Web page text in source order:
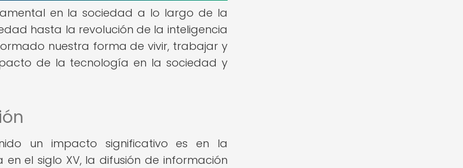
en la sociedad a lo largo de la
hasta la revolución de la inteligencia
nuestra forma de vivir, trabajar y
de la tecnología en la sociedad y
un impacto significativo es en la
el siglo XV, la difusión de información